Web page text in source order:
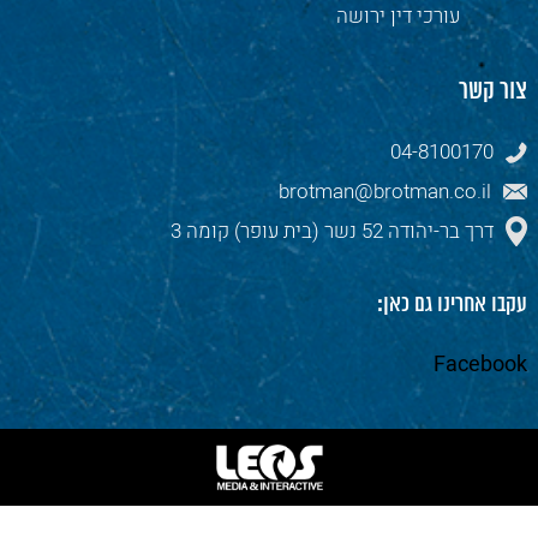
עורכי דין ירושה
צור קשר
04-8100170
brotman@brotman.co.il
דרך בר-יהודה 52 נשר (בית עופר) קומה 3
עקבו אחרינו גם כאן:
Facebook